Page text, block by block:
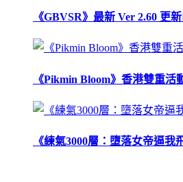
《GBVSR》最新 Ver 2.60 更
《Pikmin Bloom》香港雙重
《練氣3000層：墮落女帝逼